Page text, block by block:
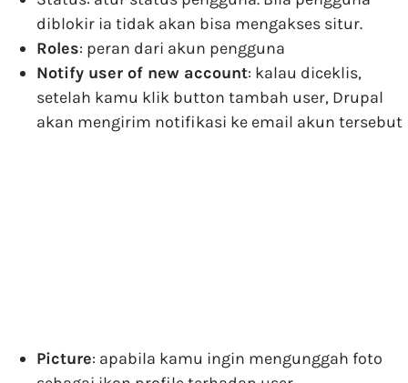
diblokir ia tidak akan bisa mengakses situr.
Roles: peran dari akun pengguna
Notify user of new account: kalau diceklis,
setelah kamu klik button tambah user, Drupal
akan mengirim notifikasi ke email akun tersebut
Picture: apabila kamu ingin mengunggah foto